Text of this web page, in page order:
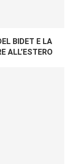
BIDET E LA
ALL’ESTERO